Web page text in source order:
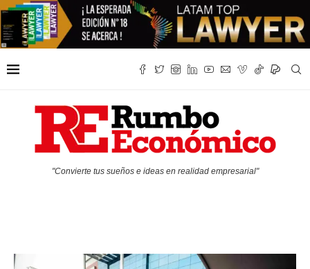
"Convierte tus sueños e ideas en realidad empresarial"